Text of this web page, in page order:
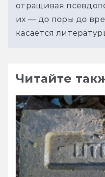
отращивая
их — до поры до
касается
Читайте